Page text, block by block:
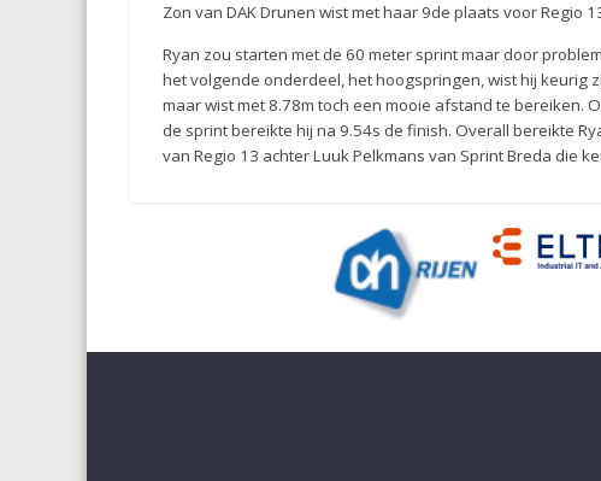
Zon van DAK Drunen wist met haar 9de plaats voor Regio
Ryan zou starten met de 60 meter sprint maar door
het volgende onderdeel, het hoogspringen, wist hij keurig
maar wist met 8.78m toch een mooie afstand te bereiken.
de sprint bereikte hij na 9.54s de finish. Overall bereikte
van Regio 13 achter Luuk Pelkmans van Sprint Breda die